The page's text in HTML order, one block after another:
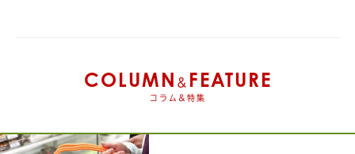
COLUMN & FEATURE
コラム&特集